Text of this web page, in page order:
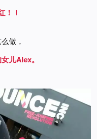
！！
做，
儿Alex。